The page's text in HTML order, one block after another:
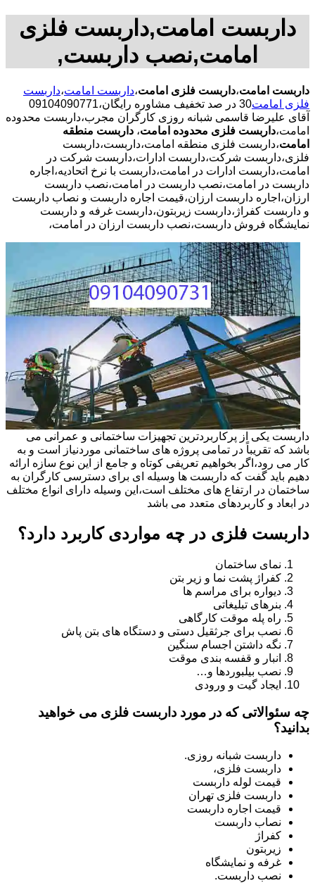
داربست امامت,داربست فلزی
امامت,نصب داربست,
داربست امامت،داربست فلزی امامت،داربست امامت،داربست
فلزی امامت
30 در صد تخفیف مشاوره رایگان،09104090771
آقای علیرضا قاسمی شبانه روزی کارگران مجرب،داربست محدوده
امامت،داربست فلزی محدوده امامت، داربست منطقه
امامت،داربست فلزی منطقه امامت،داربست،داربست
فلزی،داربست شرکت،داربست ادارات،داربست شرکت در
امامت،داربست ادارات در امامت،داربست با نرخ اتحادیه،اجاره
داربست در امامت،نصب داربست در امامت،نصب داربست
ارزان،اجاره داربست ارزان،قیمت اجاره داربست و نصاب داربست
و داربست کفراژ،داربست زیربتون،داربست غرفه و داربست
نمایشگاه فروش داربست،نصب داربست ارزان در امامت،
داربست یکی از پرکاربردترین تجهیزات ساختمانی و عمرانی می
باشد که تقریباً در تمامی پروژه های ساختمانی موردنیاز است و به
کار می رود،اگر بخواهیم تعریفی کوتاه و جامع از این نوع سازه ارائه
دهیم باید گفت که داربست ها وسیله ای برای دسترسی کارگران به
ساختمان در ارتفاع های مختلف است،این وسیله دارای انواع مختلف
در ابعاد و کاربردهای متعدد می باشد
داربست فلزی در چه مواردی کاربرد دارد؟
نمای ساختمان
کفراژ پشت نما و زیر بتن
دیواره برای مراسم ها
بنرهای تبلیغاتی
راه پله موقت کارگاهی
نصب برای جرثقیل دستی و دستگاه های بتن پاش
نگه داشتن اجسام سنگین
انبار و قفسه بندی موقت
نصب بیلبوردها و…
ایجاد گیت و ورودی
چه سئوالاتی که در مورد داربست فلزی می خواهید
بدانید؟
داربست شبانه روزی.
داربست فلزی،
قیمت لوله داربست
داربست فلزی تهران
قیمت اجاره داربست
نصاب داربست
کفراژ
زیربتون
غرفه و نمایشگاه
نصب داربست.